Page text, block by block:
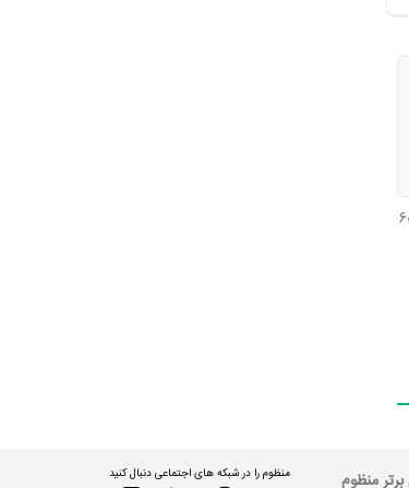
منظوم را در شبکه های اجتماعی دنبال کنید